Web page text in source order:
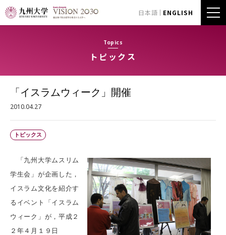
日本語 ENGLISH
Topics
トピックス
「イスラムウィーク」開催
2010.04.27
トピックス
「九州大学ムスリム
学生会」が企画した，
イスラム文化を紹介す
るイベント「イスラム
ウィーク」が，平成２
２年４月１９日